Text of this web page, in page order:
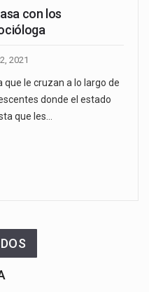
con los
2021
le cruzan a lo largo de
donde el estado
que les…